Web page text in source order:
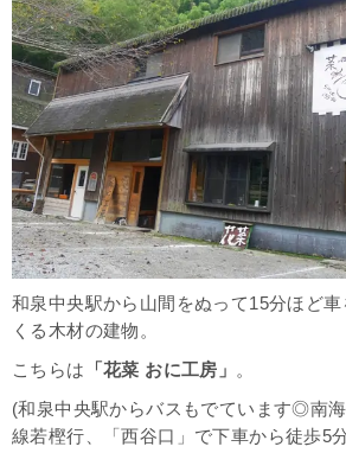
和泉中央駅から山間をぬって15分ほど
くる木材の建物。
こちらは 「花菜 おに工房」 。
(和泉中央駅からバスもでています◎南海
線若樫行、「西谷口」で下車から徒歩5